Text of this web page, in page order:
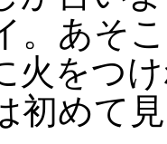
。あそ
火をつ
初めて